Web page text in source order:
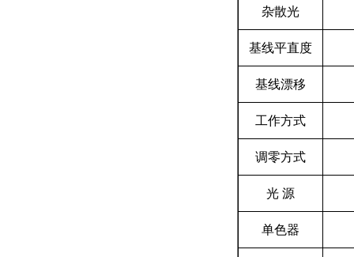
杂散光
基线平直度
基线漂移
工作方式
调零方式
光 源
单色器